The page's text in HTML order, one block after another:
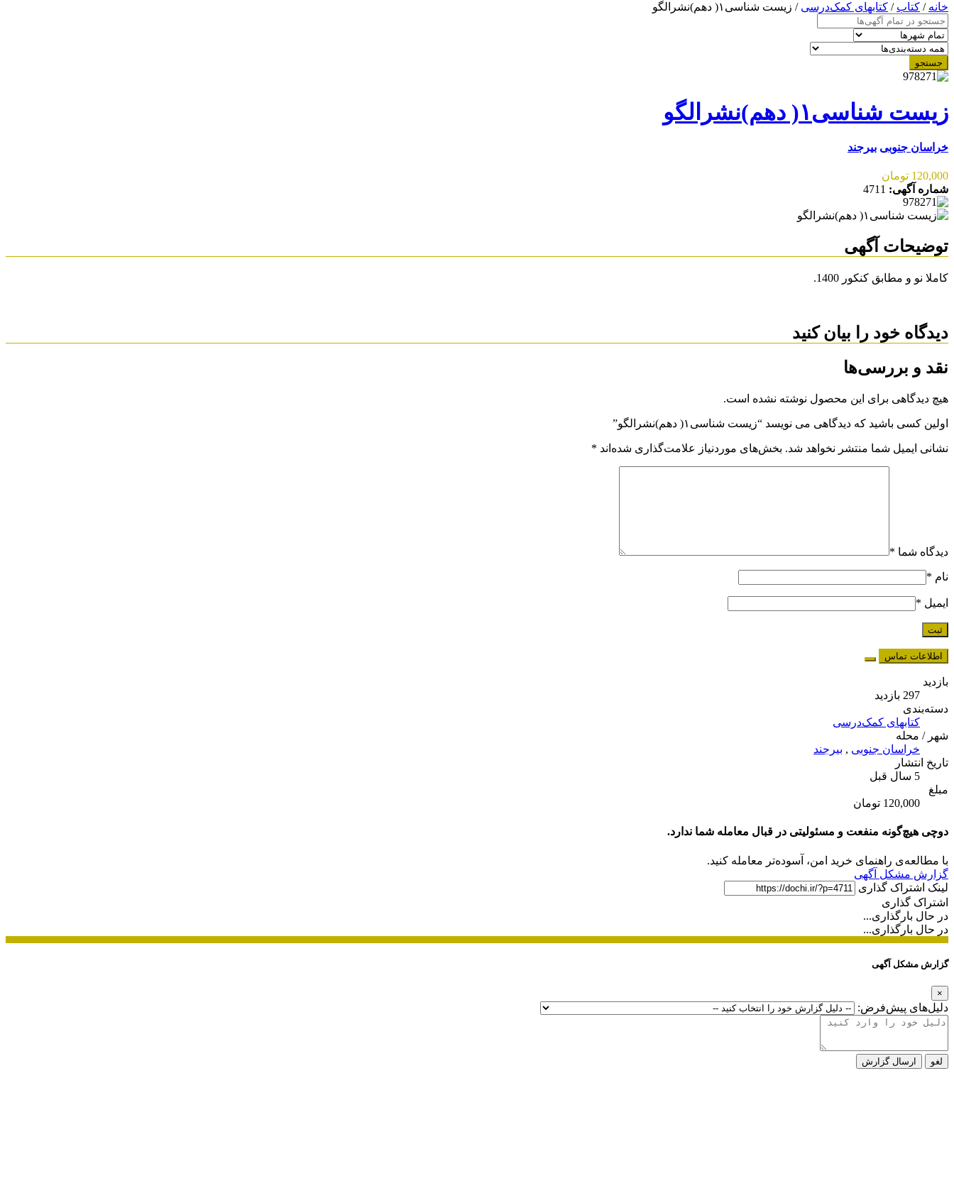
خانه / کتاب / کتابهای کمک‌درسی / زیست شناسی۱( دهم)نشرالگو
جستجو
زیست شناسی۱( دهم)نشرالگو
خراسان جنوبی بیرجند
120,000 تومان
شماره آگهی: 4711
توضیحات آگهی
کاملا نو و مطابق کنکور 1400.
دیدگاه خود را بیان کنید
نقد و بررسی‌ها
هیچ دیدگاهی برای این محصول نوشته نشده است.
اولین کسی باشید که دیدگاهی می نویسد “زیست شناسی۱( دهم)نشرالگو”
نشانی ایمیل شما منتشر نخواهد شد. بخش‌های موردنیاز علامت‌گذاری شده‌اند *
دیدگاه شما *
نام *
ایمیل *
اطلاعات تماس
بازدید
297 بازدید
دسته‌بندی
کتابهای کمک‌درسی
شهر / محله
خراسان جنوبی , بیرجند
تاریخ انتشار
5 سال قبل
مبلغ
120,000 تومان
دوچی هیچ‌گونه منفعت و مسئولیتی در قبال معامله شما ندارد.
با مطالعه‌ی راهنمای خرید امن، آسوده‌تر معامله کنید.
گزارش مشکل آگهی
لینک اشتراک گذاری
اشتراک گذاری
در حال بارگذاری...
در حال بارگذاری...
گزارش مشکل آگهی
×
دلیل‌های پیش‌فرض:
لغو ارسال گزارش